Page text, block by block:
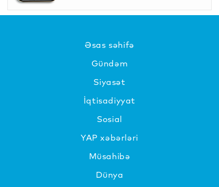
Əsas səhifə
Gündəm
Siyasət
İqtisadiyyat
Sosial
YAP xəbərləri
Müsahibə
Dünya